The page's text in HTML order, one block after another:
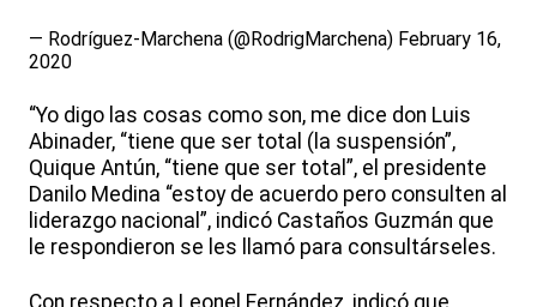
— Rodríguez-Marchena (@RodrigMarchena) February 16,
2020
“Yo digo las cosas como son, me dice don Luis
Abinader, “tiene que ser total (la suspensión”,
Quique Antún, “tiene que ser total”, el presidente
Danilo Medina “estoy de acuerdo pero consulten al
liderazgo nacional”, indicó Castaños Guzmán que
le respondieron se les llamó para consultárseles.